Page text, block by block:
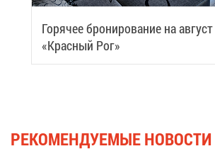
Го­ря­чее бро­ни­ро­ва­ние на
«Крас­ный Рог»
РЕ­КО­МЕН­ДУ­Е­МЫЕ НО­ВО­СТИ